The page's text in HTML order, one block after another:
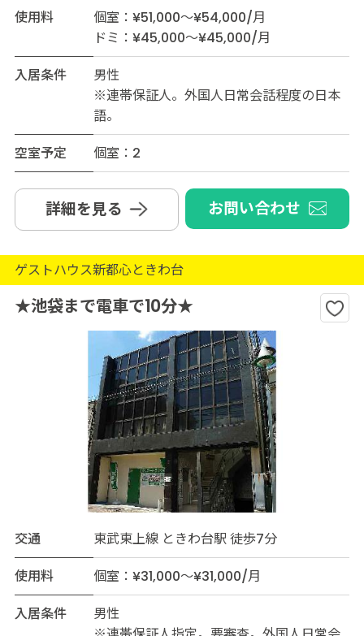
使用料
個室：¥51,000～¥54,000/月
ドミ：¥45,000～¥45,000/月
入居条件
男性
※連帯保証人。外国人日常会話程度の日本
語。
空室予定
個室：2
詳細を見る お問い合わせ
ゲストハウス新都心ときわ台
★池袋まで電車で10分★
交通
東武東上線 ときわ台駅 徒歩7分
使用料
個室：¥31,000～¥31,000/月
入居条件
男性